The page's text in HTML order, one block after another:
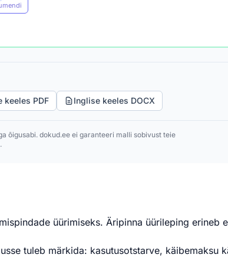
keeles PDF Inglise keeles DOCX
õigusabi. dokud.ee ei garanteeri malli sobivust teie
üürimiseks. Äripinna üürileping erineb
tuleb märkida: kasutusotstarve, käibemaksu